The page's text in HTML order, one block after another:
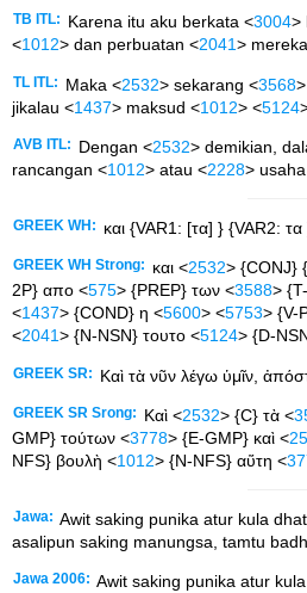
TB ITL: Karena itu aku berkata <3004>
<1012> dan perbuatan <2041>
TL ITL: Maka <2532> sekarang <3568
jikalau <1437> maksud <1012> <5124
AVB ITL: Dengan <2532> demikian,
rancangan <1012> atau <2228>
GREEK WH: και {VAR1: [τα] } {VAR2:
GREEK WH Strong: και <2532> {CONJ}
2P} απο <575> {PREP} των <3588>
<1437> {COND} η <5600> <5753> {V-
<2041> {N-NSN} τουτο <5124> {D-
GREEK SR: Καὶ τὰ νῦν λέγω ὑμῖν,
GREEK SR Srong: Καὶ <2532> {C} τὰ <
GMP} τούτων <3778> {E-GMP} καὶ <
NFS} βουλὴ <1012> {N-NFS} αὕτη <
Jawa: Awit saking punika atur kula
asalipun saking manungsa, tamtu
Jawa 2006: Awit saking punika atur